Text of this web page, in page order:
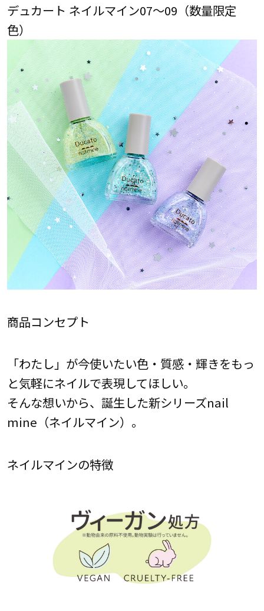
デュカート ネイルマイン07～09（数量限定
色）
商品コンセプト
「わたし」が今使いたい色・質感・輝きをもっ
と気軽にネイルで表現してほしい。
そんな想いから、誕生した新シリーズnail
mine（ネイルマイン）。
ネイルマインの特徴